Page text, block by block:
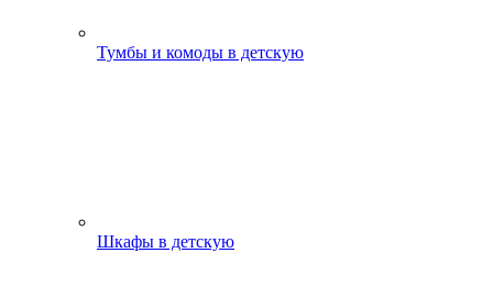
Тумбы и комоды в детскую
Шкафы в детскую